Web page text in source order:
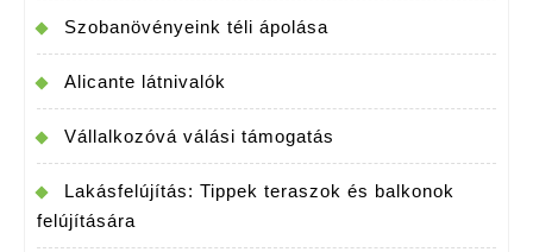
Szobanövényeink téli ápolása
Alicante látnivalók
Vállalkozóvá válási támogatás
Lakásfelújítás: Tippek teraszok és balkonok
felújítására